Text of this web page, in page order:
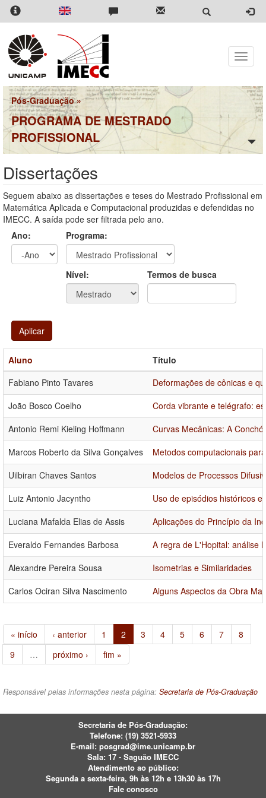
Pular
para
conteúdo
principal
Toggle
Pós-Graduação»
PROGRAMA DE MESTRADO
PROFISSIONAL
Dissertações
Seguem abaixo as dissertações e teses do Mestrado Profissional em
Matemática Aplicada e Computacional produzidas e defendidas no
IMECC. A saída pode ser filtrada pelo ano.
Ano:
Programa:
Nível: Termos de busca
Aplicar
Aluno
Título
Fabiano Pinto Tavares
Deformações de cônicas e
João Bosco Coelho
Corda vibrante e telégrafo:
Antonio Remi Kieling Hoffmann
Curvas Mecânicas: A
Marcos Roberto da Silva Gonçalves
Metodos computacionais
Uilbiran Chaves Santos
Modelos de Processos
Luiz Antonio Jacyntho
Uso de episódios históricos
Luciana Mafalda Elias de Assis
Aplicações do Princípio da
Everaldo Fernandes Barbosa
A regra de L'Hopital: análise
Alexandre Pereira Sousa
Isometrias e Similaridades
Carlos Ociran Silva Nascimento
Alguns Aspectos da Obra
« início ‹ anterior 1 2 3 4 5 6 7
8
9
… próximo › fim »
Responsável pelas informações nesta página: Secretaria de Pós-Graduação
Secretaria de Pós-Graduação:
Telefone: (19) 3521-5933
E-mail: posgrad@ime.unicamp.br
Sala: 17 - Saguão IMECC
Atendimento ao público:
Segunda a sexta-feira, 9h às 12h e 13h30 às 17h
Fale conosco